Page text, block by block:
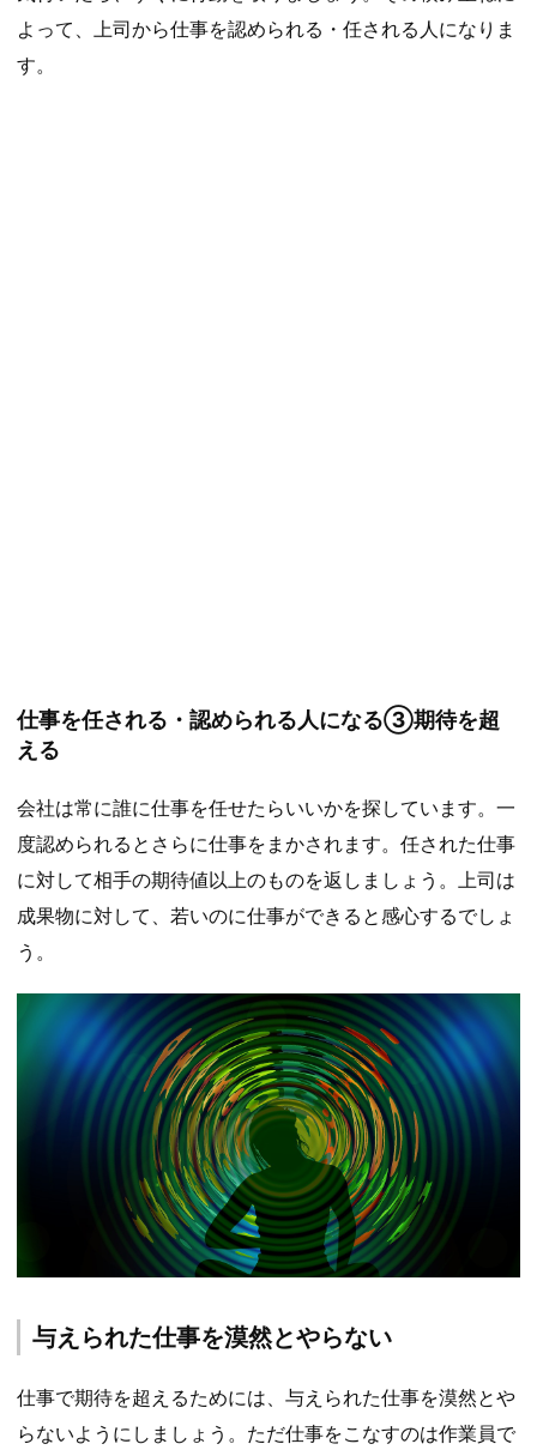
よって、上司から仕事を認められる・任される人になりま
す。
仕事を任される・認められる人になる③期待を超
える
会社は常に誰に仕事を任せたらいいかを探しています。一
度認められるとさらに仕事をまかされます。任された仕事
に対して相手の期待値以上のものを返しましょう。上司は
成果物に対して、若いのに仕事ができると感心するでしょ
う。
与えられた仕事を漠然とやらない
仕事で期待を超えるためには、与えられた仕事を漠然とや
らないようにしましょう。ただ仕事をこなすのは作業員で